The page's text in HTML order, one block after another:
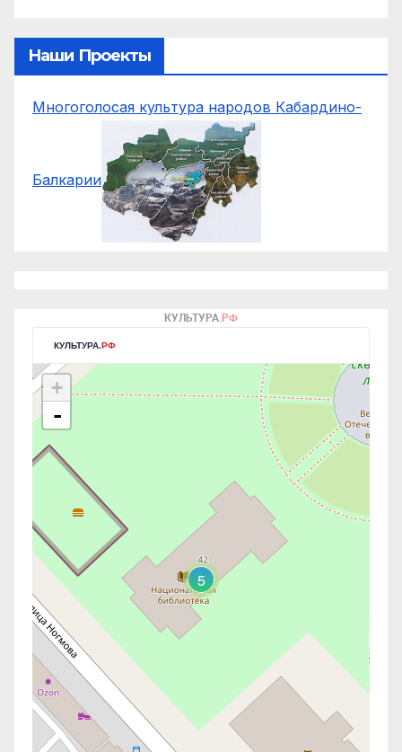
Наши Проекты
Многоголосая культура народов Кабардино-
Балкарии